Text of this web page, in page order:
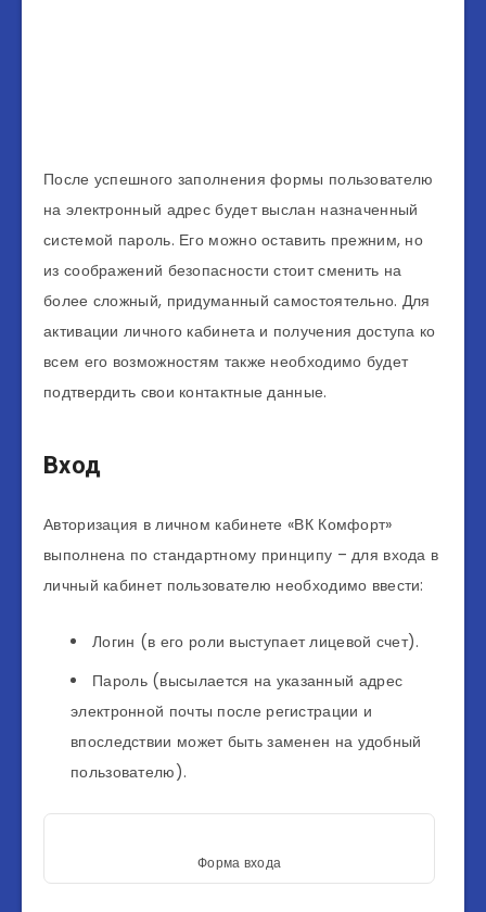
После успешного заполнения формы пользователю
на электронный адрес будет выслан назначенный
системой пароль. Его можно оставить прежним, но
из соображений безопасности стоит сменить на
более сложный, придуманный самостоятельно. Для
активации личного кабинета и получения доступа ко
всем его возможностям также необходимо будет
подтвердить свои контактные данные.
Вход
Авторизация в личном кабинете «ВК Комфорт»
выполнена по стандартному принципу – для входа в
личный кабинет пользователю необходимо ввести:
Логин (в его роли выступает лицевой счет).
Пароль (высылается на указанный адрес
электронной почты после регистрации и
впоследствии может быть заменен на удобный
пользователю).
Форма входа